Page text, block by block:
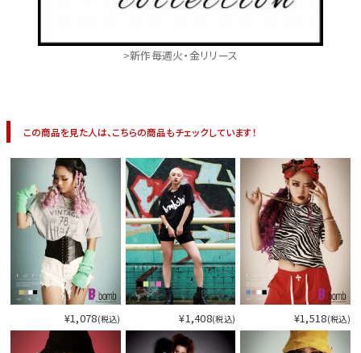
>新作毎週火・金リリース
この商品を見た人は、こちらの商品もチェックしています！
¥1,078(税込) ¥1,408(税込) ¥1,518(税込)